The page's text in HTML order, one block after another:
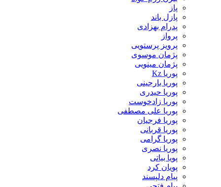
پاز
پازل باند
پدرام بهزادی
پرواز
پرویز پرستویی
پژمان موسوی
پژمان مینویی
پوریا Kz
پوریا بارجینی
پوریا حیدری
پوریا زادخوست
پوریا علی مصطفی
پوریا فرجیان
پوریا قربانی
پوریا گرامی
پوریا نصری
پویا بیاتی
پویان کرد
پیام دلپسند